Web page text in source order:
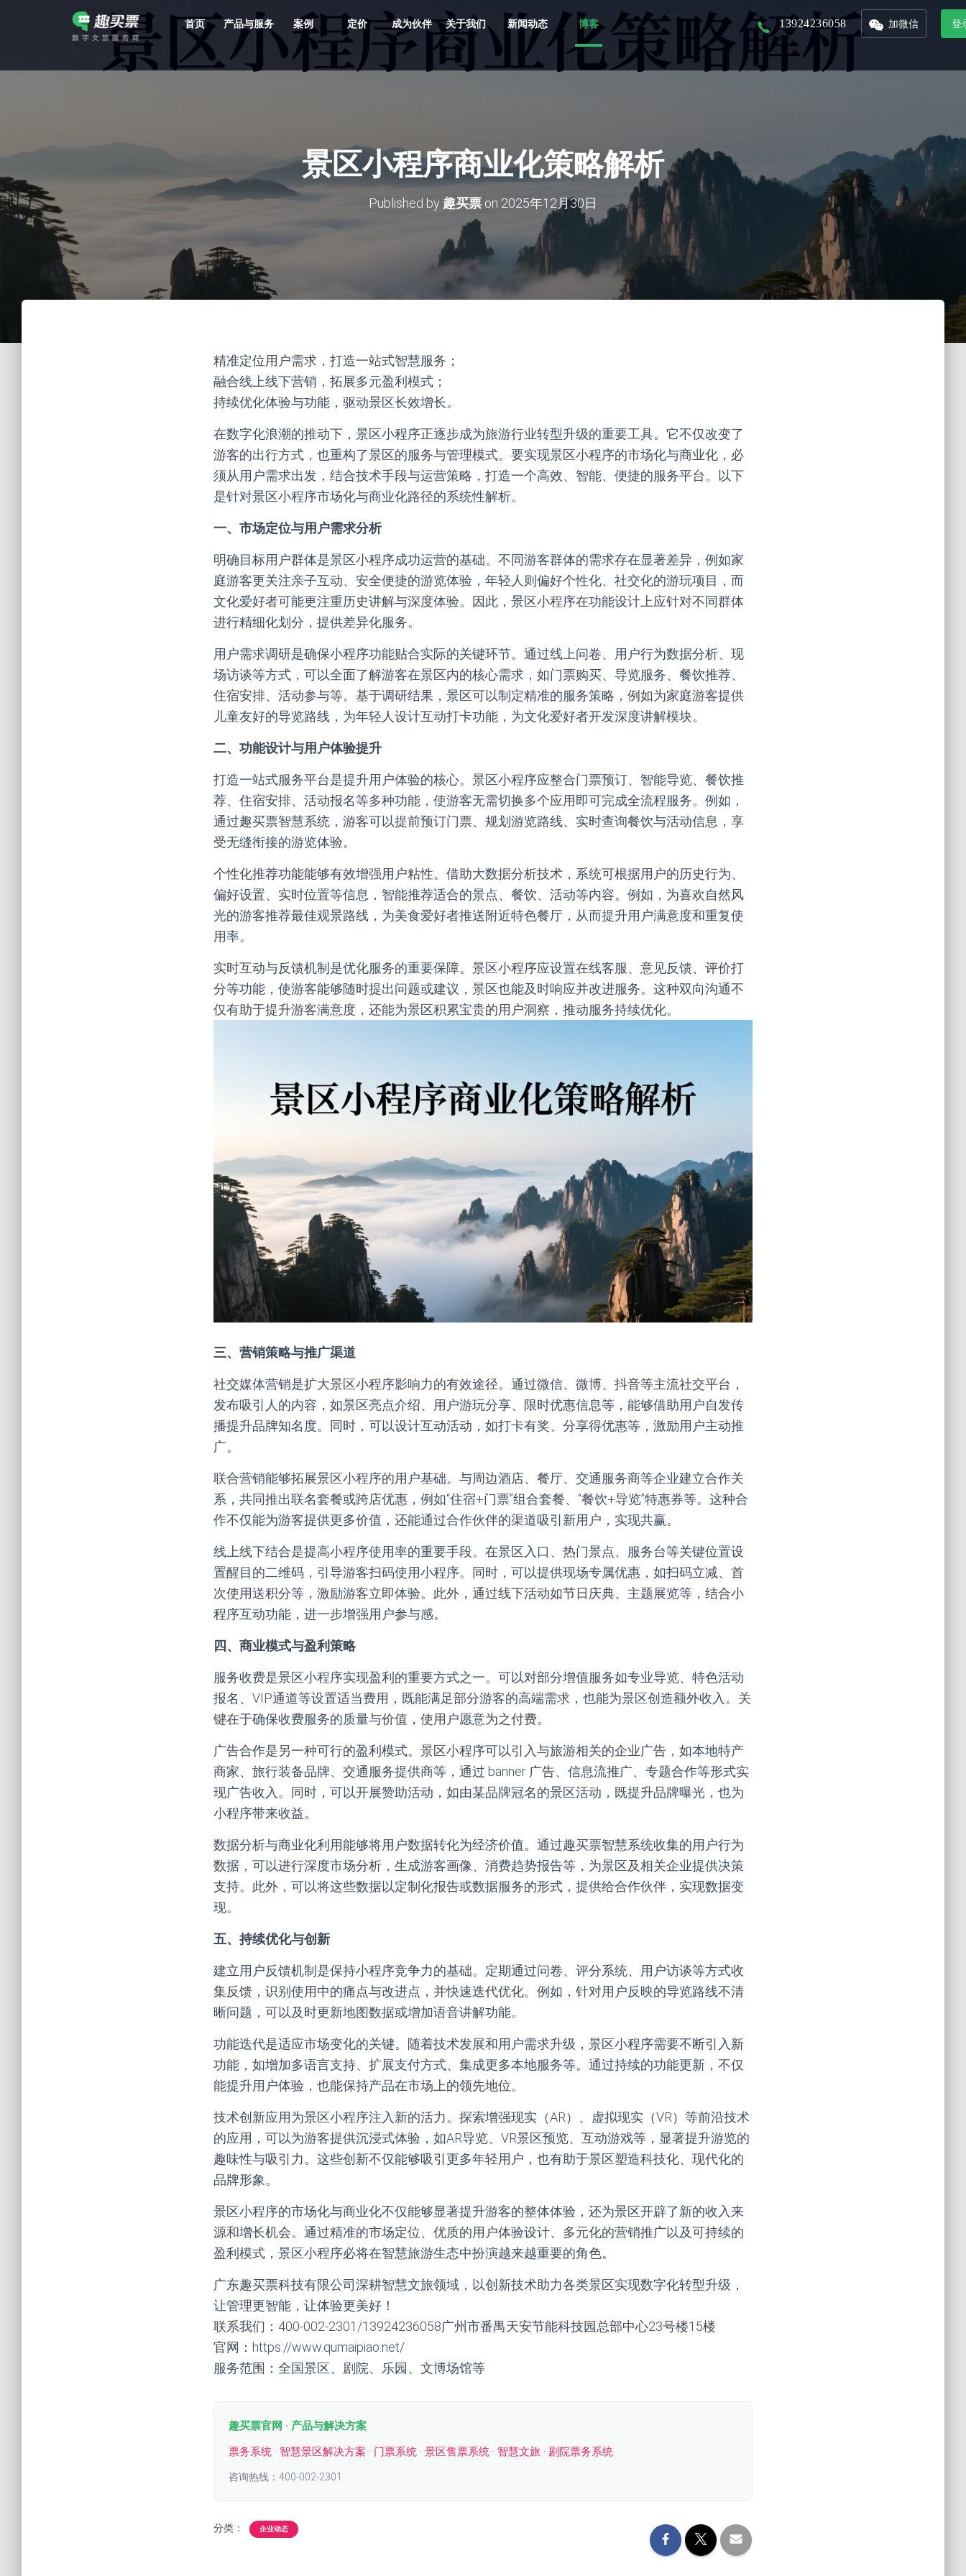
首页 产品与服务 案例 定价 成为伙伴 关于我们 新闻动态 博客 13924236058 加微信 登
景区小程序商业化策略解析
Published by 趣买票 on 2025年12月30日
精准定位用户需求，打造一站式智慧服务；
融合线上线下营销，拓展多元盈利模式；
持续优化体验与功能，驱动景区长效增长。
在数字化浪潮的推动下，景区小程序正逐步成为旅游行业转型升级的重要工具。它不仅改变了
游客的出行方式，也重构了景区的服务与管理模式。要实现景区小程序的市场化与商业化，必
须从用户需求出发，结合技术手段与运营策略，打造一个高效、智能、便捷的服务平台。以下
是针对景区小程序市场化与商业化路径的系统性解析。
一、市场定位与用户需求分析
明确目标用户群体是景区小程序成功运营的基础。不同游客群体的需求存在显著差异，例如家
庭游客更关注亲子互动、安全便捷的游览体验，年轻人则偏好个性化、社交化的游玩项目，而
文化爱好者可能更注重历史讲解与深度体验。因此，景区小程序在功能设计上应针对不同群体
进行精细化划分，提供差异化服务。
用户需求调研是确保小程序功能贴合实际的关键环节。通过线上问卷、用户行为数据分析、现
场访谈等方式，可以全面了解游客在景区内的核心需求，如门票购买、导览服务、餐饮推荐、
住宿安排、活动参与等。基于调研结果，景区可以制定精准的服务策略，例如为家庭游客提供
儿童友好的导览路线，为年轻人设计互动打卡功能，为文化爱好者开发深度讲解模块。
二、功能设计与用户体验提升
打造一站式服务平台是提升用户体验的核心。景区小程序应整合门票预订、智能导览、餐饮推
荐、住宿安排、活动报名等多种功能，使游客无需切换多个应用即可完成全流程服务。例如，
通过趣买票智慧系统，游客可以提前预订门票、规划游览路线、实时查询餐饮与活动信息，享
受无缝衔接的游览体验。
个性化推荐功能能够有效增强用户粘性。借助大数据分析技术，系统可根据用户的历史行为、
偏好设置、实时位置等信息，智能推荐适合的景点、餐饮、活动等内容。例如，为喜欢自然风
光的游客推荐最佳观景路线，为美食爱好者推送附近特色餐厅，从而提升用户满意度和重复使
用率。
实时互动与反馈机制是优化服务的重要保障。景区小程序应设置在线客服、意见反馈、评价打
分等功能，使游客能够随时提出问题或建议，景区也能及时响应并改进服务。这种双向沟通不
仅有助于提升游客满意度，还能为景区积累宝贵的用户洞察，推动服务持续优化。
三、营销策略与推广渠道
社交媒体营销是扩大景区小程序影响力的有效途径。通过微信、微博、抖音等主流社交平台，
发布吸引人的内容，如景区亮点介绍、用户游玩分享、限时优惠信息等，能够借助用户自发传
播提升品牌知名度。同时，可以设计互动活动，如打卡有奖、分享得优惠等，激励用户主动推
广。
联合营销能够拓展景区小程序的用户基础。与周边酒店、餐厅、交通服务商等企业建立合作关
系，共同推出联名套餐或跨店优惠，例如“住宿+门票”组合套餐、“餐饮+导览”特惠券等。这种合
作不仅能为游客提供更多价值，还能通过合作伙伴的渠道吸引新用户，实现共赢。
线上线下结合是提高小程序使用率的重要手段。在景区入口、热门景点、服务台等关键位置设
置醒目的二维码，引导游客扫码使用小程序。同时，可以提供现场专属优惠，如扫码立减、首
次使用送积分等，激励游客立即体验。此外，通过线下活动如节日庆典、主题展览等，结合小
程序互动功能，进一步增强用户参与感。
四、商业模式与盈利策略
服务收费是景区小程序实现盈利的重要方式之一。可以对部分增值服务如专业导览、特色活动
报名、VIP通道等设置适当费用，既能满足部分游客的高端需求，也能为景区创造额外收入。关
键在于确保收费服务的质量与价值，使用户愿意为之付费。
广告合作是另一种可行的盈利模式。景区小程序可以引入与旅游相关的企业广告，如本地特产
商家、旅行装备品牌、交通服务提供商等，通过 banner 广告、信息流推广、专题合作等形式实
现广告收入。同时，可以开展赞助活动，如由某品牌冠名的景区活动，既提升品牌曝光，也为
小程序带来收益。
数据分析与商业化利用能够将用户数据转化为经济价值。通过趣买票智慧系统收集的用户行为
数据，可以进行深度市场分析，生成游客画像、消费趋势报告等，为景区及相关企业提供决策
支持。此外，可以将这些数据以定制化报告或数据服务的形式，提供给合作伙伴，实现数据变
现。
五、持续优化与创新
建立用户反馈机制是保持小程序竞争力的基础。定期通过问卷、评分系统、用户访谈等方式收
集反馈，识别使用中的痛点与改进点，并快速迭代优化。例如，针对用户反映的导览路线不清
晰问题，可以及时更新地图数据或增加语音讲解功能。
功能迭代是适应市场变化的关键。随着技术发展和用户需求升级，景区小程序需要不断引入新
功能，如增加多语言支持、扩展支付方式、集成更多本地服务等。通过持续的功能更新，不仅
能提升用户体验，也能保持产品在市场上的领先地位。
技术创新应用为景区小程序注入新的活力。探索增强现实（AR）、虚拟现实（VR）等前沿技术
的应用，可以为游客提供沉浸式体验，如AR导览、VR景区预览、互动游戏等，显著提升游览的
趣味性与吸引力。这些创新不仅能够吸引更多年轻用户，也有助于景区塑造科技化、现代化的
品牌形象。
景区小程序的市场化与商业化不仅能够显著提升游客的整体体验，还为景区开辟了新的收入来
源和增长机会。通过精准的市场定位、优质的用户体验设计、多元化的营销推广以及可持续的
盈利模式，景区小程序必将在智慧旅游生态中扮演越来越重要的角色。
广东趣买票科技有限公司深耕智慧文旅领域，以创新技术助力各类景区实现数字化转型升级，
让管理更智能，让体验更美好！
联系我们：400-002-2301/13924236058广州市番禺天安节能科技园总部中心23号楼15楼
官网：https://www.qumaipiao.net/
服务范围：全国景区、剧院、乐园、文博场馆等
趣买票官网 · 产品与解决方案
票务系统 · 智慧景区解决方案 · 门票系统 · 景区售票系统 · 智慧文旅 · 剧院票务系统
咨询热线：400-002-2301
分类： 企业动态